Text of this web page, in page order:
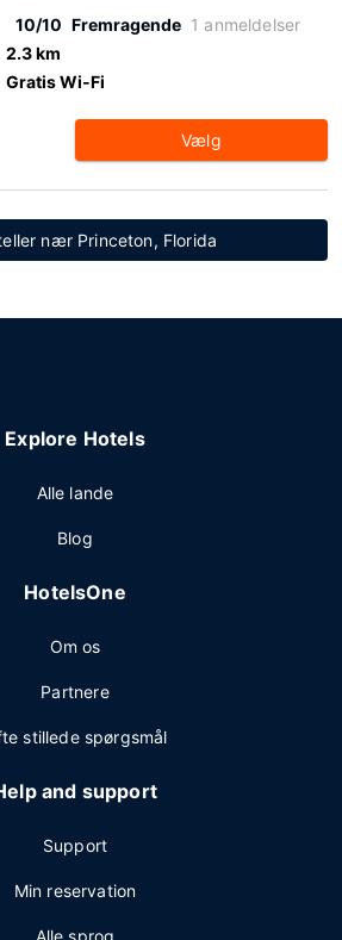
10/10 Fremragende 1 anmeldelser
2.3 km
Gratis Wi-Fi
Vælg
nær Princeton, Florida
Explore Hotels
Alle lande
Blog
HotelsOne
Om os
Partnere
stillede spørgsmål
and support
Support
Min reservation
Alle sprog